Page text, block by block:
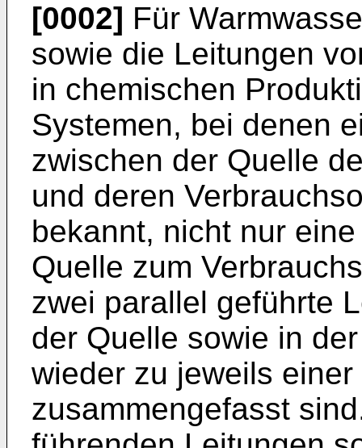
[0002] Für
sowie die Leitungen
in chemischen
Systemen, bei denen
zwischen der Quelle
und deren
bekannt, nicht nur
Quelle zum
zwei parallel geführte
der Quelle sowie in
wieder zu jeweils
zusammengefasst